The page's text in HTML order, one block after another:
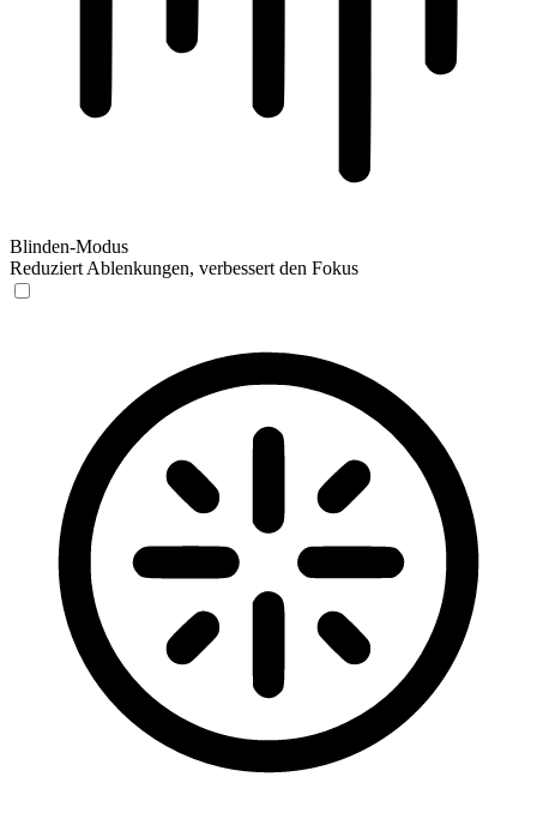
Blinden-Modus
Reduziert Ablenkungen, verbessert den Fokus